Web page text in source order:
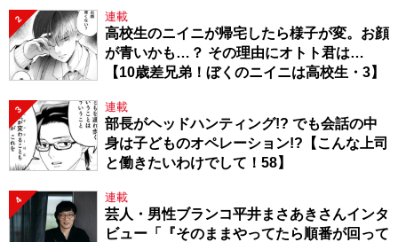
2 連載
高校生のニイニが帰宅したら様子が変。お顔
が青いかも…？ その理由にオトト君は…
【10歳差兄弟！ぼくのニイニは高校生・3】
3 連載
部長がヘッドハンティング!? でも会話の中
身は子どものオペレーション!?【こんな上司
と働きたいわけでして！58】
4 連載
芸人・男性ブランコ平井まさあきさんインタ
ビュー「『そのままやってたら順番が回って